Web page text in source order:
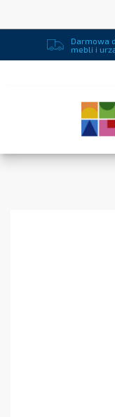
Darmowa
mebli i